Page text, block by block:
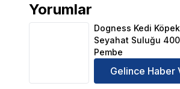
Yorumlar
Dogness Kedi Köpek Seyahat
Dogness Kedi Köpek
Seyahat Suluğu
Pembe
Gelince Haber